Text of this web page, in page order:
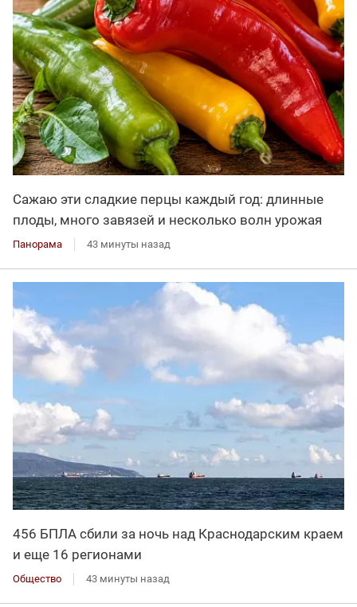
Сажаю эти сладкие перцы каждый год: длинные
плоды, много завязей и несколько волн урожая
Панорама 43 минуты назад
456 БПЛА сбили за ночь над Краснодарским краем
и еще 16 регионами
Общество 43 минуты назад